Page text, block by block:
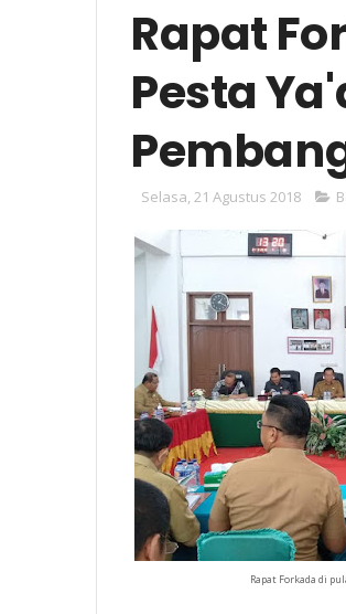
Rapat
Pesta
Selasa, 21 Agustus 2018
Rapat Forkada di